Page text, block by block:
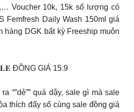
Voucher 10k, 15k số lượng có
Femfresh Daily Wash 150ml giá
hàng DGK bất kỳ Freeship muôn
ĐỒNG GIÁ 15.9
“”dẻ”” quá dậy, sale gì mà sale
thích đẩy số cùng sale đồng giá